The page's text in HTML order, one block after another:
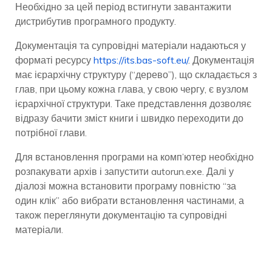
Необхідно за цей період встигнути завантажити
дистрибутив програмного продукту.
Документація та супровідні матеріали надаються у
форматі ресурсу https://its.bas-soft.eu/. Документація
має ієрархічну структуру (“дерево”), що складається з
глав, при цьому кожна глава, у свою чергу, є вузлом
ієрархічної структури. Таке представлення дозволяє
відразу бачити зміст книги і швидко переходити до
потрібної глави.
Для встановлення програми на комп’ютер необхідно
розпакувати архів і запустити autorun.exe. Далі у
діалозі можна встановити програму повністю “за
один клік” або вибрати встановлення частинами, а
також переглянути документацію та супровідні
матеріали.